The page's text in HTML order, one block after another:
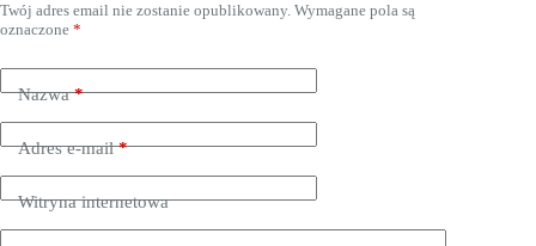
Twój adres email nie zostanie opublikowany. Wymagane pola są
oznaczone *
Nazwa*
Adres e-mail*
Witryna internetowa